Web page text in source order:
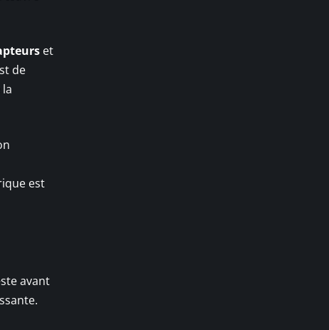
et
de
est
avant